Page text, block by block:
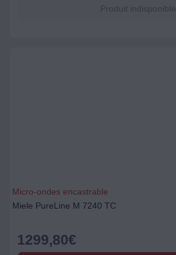
Produit indisponible
Micro-ondes encastrable
Miele PureLine M 7240 TC
1299,80€